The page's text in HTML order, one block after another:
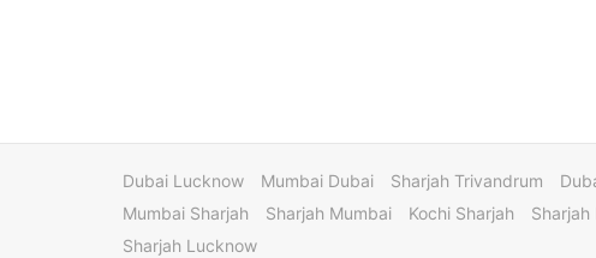
Sharjah Trivandrum
Mumbai Dubai
Dubai Lucknow
Sharjah
Kochi Sharjah
Sharjah Mumbai
Mumbai Sharjah
Sharjah Lucknow